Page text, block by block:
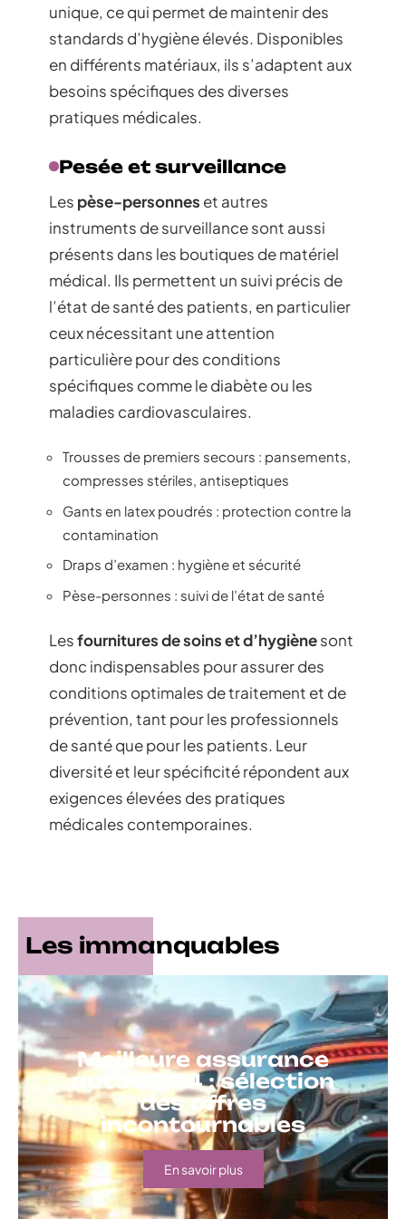
unique, ce qui permet de maintenir des
standards d’hygiène élevés. Disponibles
en différents matériaux, ils s’adaptent aux
besoins spécifiques des diverses
pratiques médicales.
Pesée et surveillance
Les pèse-personnes et autres
instruments de surveillance sont aussi
présents dans les boutiques de matériel
médical. Ils permettent un suivi précis de
l’état de santé des patients, en particulier
ceux nécessitant une attention
particulière pour des conditions
spécifiques comme le diabète ou les
maladies cardiovasculaires.
Trousses de premiers secours : pansements,
compresses stériles, antiseptiques
Gants en latex poudrés : protection contre la
contamination
Draps d’examen : hygiène et sécurité
Pèse-personnes : suivi de l’état de santé
Lesfournitures de soins et d’hygiènesont
donc indispensables pour assurer des
conditions optimales de traitement et de
prévention, tant pour les professionnels
de santé que pour les patients. Leur
diversité et leur spécificité répondent aux
exigences élevées des pratiques
médicales contemporaines.
Les immanquables
Meilleure assurance
auto 2024 : sélection
des offres
incontournables
En savoir plus